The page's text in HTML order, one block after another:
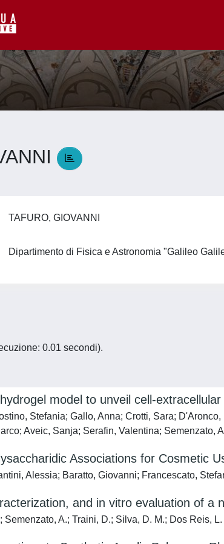
TAFURO, GIOVANNI
Dipartimento di Fisica e Astronomia "Galileo
0.01 secondi).
model to unveil cell-
Stefania; Gallo, Anna; Crotti, Sara;
Aveic, Sanja; Serafin, Valentina; Semenzato,
Associations for Cosmetic
Alessia; Baratto, Giovanni; Francescato,
and in vitro evaluation of
Semenzato, A.; Traini, D.; Silva, D. M.; Dos Reis,